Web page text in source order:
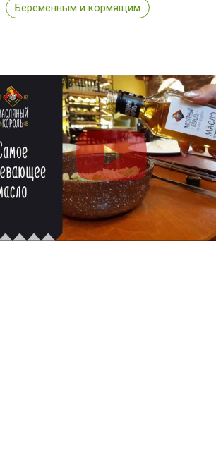
Беременным и кормящим